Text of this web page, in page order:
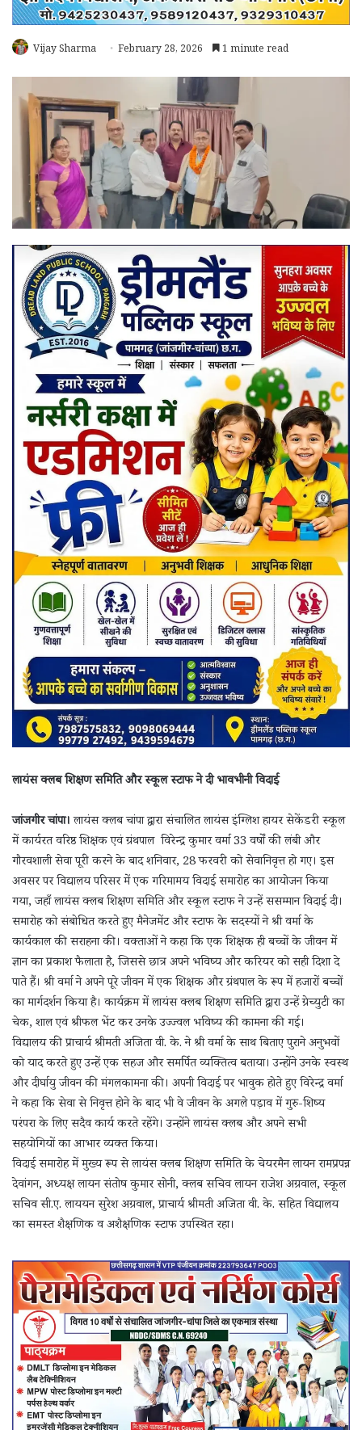
Vijay Sharma February 28, 2026 1 minute read
लायंस क्लब शिक्षण समिति और स्कूल स्टाफ ने दी भावभीनी विदाई
जांजगीर चांपा।लायंस क्लब चांपा द्वारा संचालित लायंस इंग्लिश हायर सेकेंडरी स्कूल
में कार्यरत वरिष्ठ शिक्षक एवं ग्रंथपाल विरेन्द्र कुमार वर्मा 33 वर्षों की लंबी और
गौरवशाली सेवा पूरी करने के बाद शनिवार, 28 फरवरी को सेवानिवृत्त हो गए। इस
अवसर पर विद्यालय परिसर में एक गरिमामय विदाई समारोह का आयोजन किया
गया, जहाँ लायंस क्लब शिक्षण समिति और स्कूल स्टाफ ने उन्हें ससम्मान विदाई दी।
समारोह को संबोधित करते हुए मैनेजमेंट और स्टाफ के सदस्यों ने श्री वर्मा के
कार्यकाल की सराहना की। वक्ताओं ने कहा कि एक शिक्षक ही बच्चों के जीवन में
ज्ञान का प्रकाश फैलाता है, जिससे छात्र अपने भविष्य और करियर को सही दिशा दे
पाते हैं। श्री वर्मा ने अपने पूरे जीवन में एक शिक्षक और ग्रंथपाल के रूप में हजारों बच्चों
का मार्गदर्शन किया है। कार्यक्रम में लायंस क्लब शिक्षण समिति द्वारा उन्हें ग्रेच्युटी का
चेक, शाल एवं श्रीफल भेंट कर उनके उज्ज्वल भविष्य की कामना की गई।
विद्यालय की प्राचार्य श्रीमती अजिता वी. के. ने श्री वर्मा के साथ बिताए पुराने अनुभवों
को याद करते हुए उन्हें एक सहज और समर्पित व्यक्तित्व बताया। उन्होंने उनके स्वस्थ
और दीर्घायु जीवन की मंगलकामना की। अपनी विदाई पर भावुक होते हुए विरेन्द्र वर्मा
ने कहा कि सेवा से निवृत्त होने के बाद भी वे जीवन के अगले पड़ाव में गुरु-शिष्य
परंपरा के लिए सदैव कार्य करते रहेंगे। उन्होंने लायंस क्लब और अपने सभी
सहयोगियों का आभार व्यक्त किया।
विदाई समारोह में मुख्य रूप से लायंस क्लब शिक्षण समिति के चेयरमैन लायन रामप्रपन्न
देवांगन, अध्यक्ष लायन संतोष कुमार सोनी, क्लब सचिव लायन राजेश अग्रवाल, स्कूल
सचिव सी.ए. लाययन सुरेश अग्रवाल, प्राचार्य श्रीमती अजिता वी. के. सहित विद्यालय
का समस्त शैक्षणिक व अशैक्षणिक स्टाफ उपस्थित रहा।